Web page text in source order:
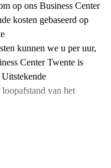
op ons Business Center
kosten gebaseerd op
kunnen we u per uur,
Center Twente is
van het